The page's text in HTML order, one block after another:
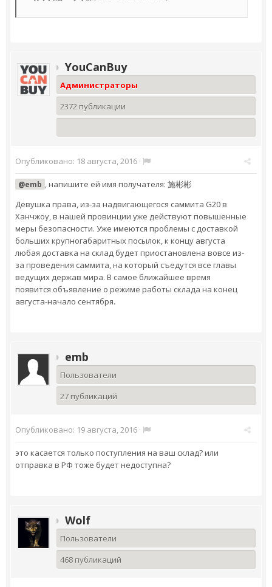
YouCanBuy
Администраторы
2372 публикации
Опубликовано: 18 августа, 2016 ·
@emb , напишите ей имя получателя: 施彬彬
Девушка права, из-за надвигающегося саммита G20 в
Ханчжоу, в нашей провинции уже действуют повышенные
меры безопасности. Уже имеются проблемы с доставкой
больших крупногабаритных посылок, к концу августа
любая доставка на склад будет приостановлена вовсе из-
за проведения саммита, на который съедутся все главы
ведущих держав мира. В самое ближайшее время
появится объявление о режиме работы склада на конец
августа-начало сентября.
emb
Пользователи
27 публикаций
Опубликовано: 19 августа, 2016 ·
это касается только поступления на ваш склад? или
отправка в РФ тоже будет недоступна?
Wolf
Пользователи
468 публикаций